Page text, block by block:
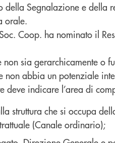
della Segnalazione e della
orale.
Coop. ha nominato il
sia gerarchicamente o
abbia un potenziale
indicare l’area di
struttura che si occupa
(Canale ordinario);